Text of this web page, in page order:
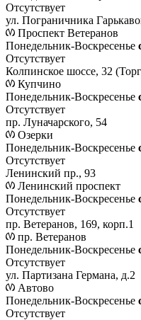
Отсутствует
ул. Пограничника
Проспект Ветеранов
Понедельник-Воскресенье
Отсутствует
Колпинское шоссе, 32
Купчино
Понедельник-Воскресенье
Отсутствует
пр. Луначарского, 54
Озерки
Понедельник-Воскресенье
Отсутствует
Ленинский пр., 93
Ленинский проспект
Понедельник-Воскресенье
Отсутствует
пр. Ветеранов, 169, корп.1
пр. Ветеранов
Понедельник-Воскресенье
Отсутствует
ул. Партизана Германа, д.2
Автово
Понедельник-Воскресенье
Отсутствует